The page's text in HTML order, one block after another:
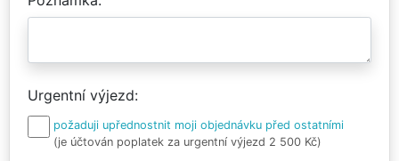
Urgentní výjezd
požaduji upřednostnit moji objednávku před ostatními
(je účtován poplatek za urgentní výjezd 2 500 Kč)